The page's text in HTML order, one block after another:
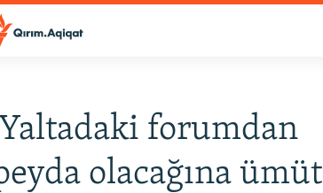
forumdan
olacağına ümüt